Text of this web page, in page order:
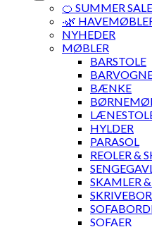
🍊 SUMMER
·🌿
NYHEDER
MØBLER
BARSTOLE
BÆNKE
HYLDER
PARASOL
REOLER &
SKAMLER
SOFAER